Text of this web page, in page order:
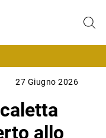
27 Giugno 2026
allo